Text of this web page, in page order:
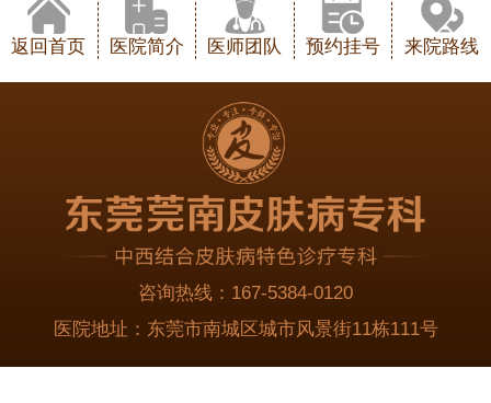
返回首页 医院简介 医师团队 预约挂号 来院路线
咨询热线： 167-5384-0120
医院地址： 东莞市南城区城市风景街11栋111号